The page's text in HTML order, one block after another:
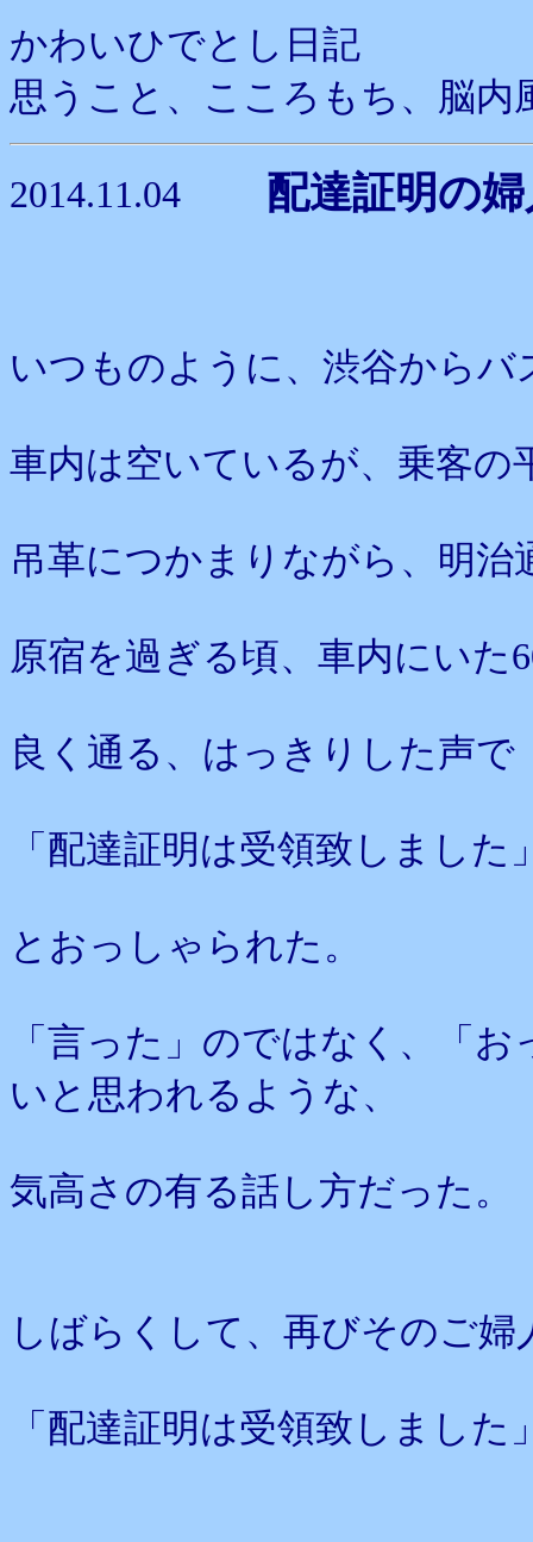
かわいひでとし日記
思うこと、こころもち、脳内
2014.11.04 配達証明の
いつものように、渋谷からバ
車内は空いているが、乗客の
吊革につかまりながら、明
原宿を過ぎる頃、車内にいた
良く通る、はっきりした声で
「配達証明は受領致しました
とおっしゃられた。
「言った」のではなく、「
いと思われるような、
気高さの有る話し方だった。
しばらくして、再びそのご婦
「配達証明は受領致しまし